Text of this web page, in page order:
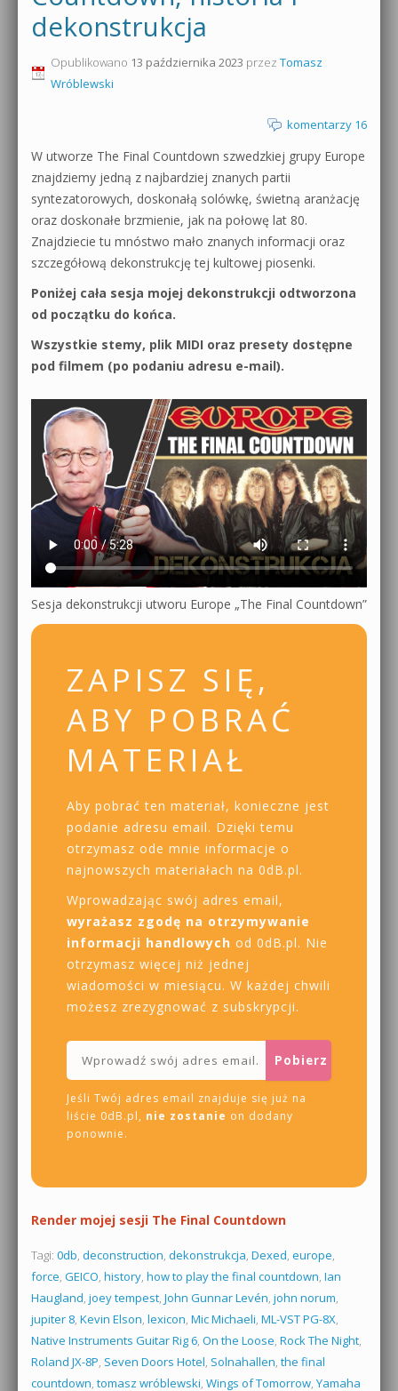
Produkcja muzyczna od podstaw
Sylenth1 od podstaw
Dubstep z syntezatorem Massive
Kontakt 5 Kompendium
Pakiety
0dB.pl - informacje
Newsletter
Polityka prywatności
Regulamin
Działanie sklepu internetowego
Wyszukiwanie
dekonstrukcja
Opublikowano 13 października 2023 przez Tomasz
Wróblewski
komentarzy 16
W utworze The Final Countdown szwedzkiej grupy Europe
znajdziemy jedną z najbardziej znanych partii
syntezatorowych, doskonałą solówkę, świetną aranżację
oraz doskonałe brzmienie, jak na połowę lat 80.
Znajdziecie tu mnóstwo mało znanych informacji oraz
szczegółową dekonstrukcję tej kultowej piosenki.
Poniżej cała sesja mojej dekonstrukcji odtworzona
od początku do końca.
Wszystkie stemy, plik MIDI oraz presety dostępne
pod filmem (po podaniu adresu e-mail).
Sesja dekonstrukcji utworu Europe „The Final Countdown”
ZAPISZ SIĘ,
ABY POBRAĆ
MATERIAŁ
Aby pobrać ten materiał, konieczne jest
podanie adresu email. Dzięki temu
otrzymasz ode mnie informacje o
najnowszych materiałach na 0dB.pl.
Wprowadzając swój adres email,
wyrażasz zgodę na otrzymywanie
informacji handlowych od 0dB.pl. Nie
otrzymasz więcej niż jednej
wiadomości w miesiącu. W każdej chwili
możesz zrezygnować z subskrypcji.
Jeśli Twój adres email znajduje się już na
liście 0dB.pl, nie zostanie on dodany
ponownie.
Render mojej sesji The Final Countdown
Tagi: 0db, deconstruction, dekonstrukcja, Dexed, europe,
force, GEICO, history, how to play the final countdown, Ian
Haugland, joey tempest, John Gunnar Levén, john norum,
jupiter 8, Kevin Elson, lexicon, Mic Michaeli, ML-VST PG-8X,
Native Instruments Guitar Rig 6, On the Loose, Rock The Night,
Roland JX-8P, Seven Doors Hotel, Solnahallen, the final
countdown, tomasz wróblewski, Wings of Tomorrow, Yamaha